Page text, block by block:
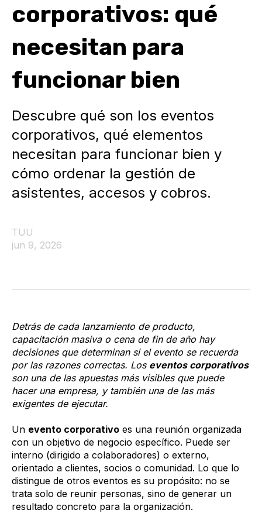
corporativos: qué
necesitan para
funcionar bien
Descubre qué son los eventos
corporativos, qué elementos
necesitan para funcionar bien y
cómo ordenar la gestión de
asistentes, accesos y cobros.
TUU
jun 9, 2026
Detrás de cada lanzamiento de producto,
capacitación masiva o cena de fin de año hay
decisiones que determinan si el evento se recuerda
por las razones correctas. Los eventos corporativos
son una de las apuestas más visibles que puede
hacer una empresa, y también una de las más
exigentes de ejecutar.
Un evento corporativo es una reunión organizada
con un objetivo de negocio específico. Puede ser
interno (dirigido a colaboradores) o externo,
orientado a clientes, socios o comunidad. Lo que lo
distingue de otros eventos es su propósito: no se
trata solo de reunir personas, sino de generar un
resultado concreto para la organización.